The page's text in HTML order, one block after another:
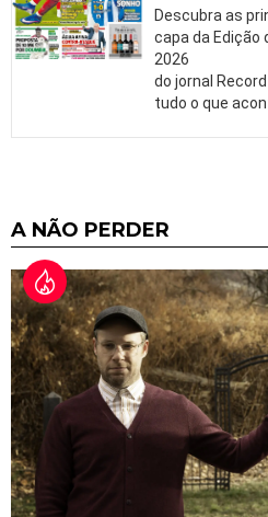
Descubra as
capa da Edição
2026
do jornal
tudo o que
A NÃO PERDER